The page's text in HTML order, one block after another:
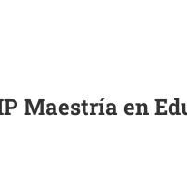
Maestría en